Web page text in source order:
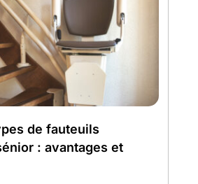
de fauteuils
: avantages et